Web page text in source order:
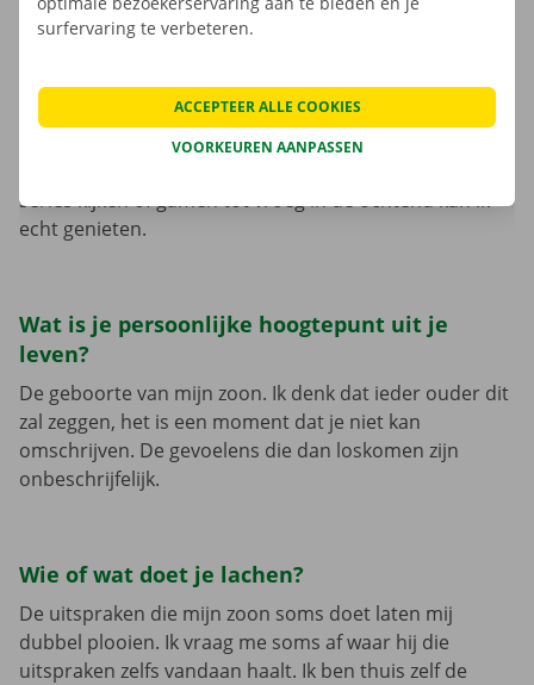
lang van. Die droom is deels ontstaan door de series
Het was dan ook super tof om het in het echt te zien. Ik
ga zeker nog eens terug en dan neem ik mijn zoon
mee. Mijn vrouw heeft jammer genoeg vliegangst. De
series kijken of gamen tot vroeg in de ochtend kan ik
echt genieten.
Wat is je persoonlijke hoogtepunt uit je
leven?
De geboorte van mijn zoon. Ik denk dat ieder ouder dit
zal zeggen, het is een moment dat je niet kan
omschrijven. De gevoelens die dan loskomen zijn
onbeschrijfelijk.
Wie of wat doet je lachen?
De uitspraken die mijn zoon soms doet laten mij
dubbel plooien. Ik vraag me soms af waar hij die
uitspraken zelfs vandaan haalt. Ik ben thuis zelf de
surfervaring te verbeteren.
VOORKEUREN AANPASSEN
ACCEPTEER ALLE COOKIES